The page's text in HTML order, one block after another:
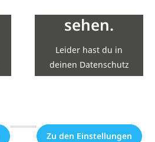
erlaubt.
Zu den Einstellungen
sehen.
Leider hast du in
deinen Datenschutz
Einstellungen die
Zu den Einstellungen